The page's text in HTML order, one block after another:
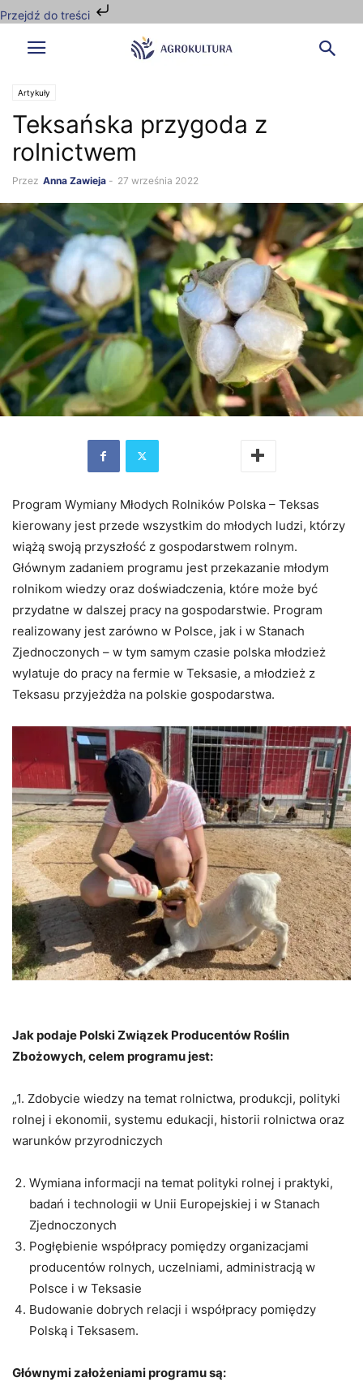
Przejdź do treści
Artykuły
Teksańska przygoda z
rolnictwem
Przez Anna Zawieja - 27 września 2022
Program Wymiany Młodych Rolników Polska – Teksas
kierowany jest przede wszystkim do młodych ludzi, którzy
wiążą swoją przyszłość z gospodarstwem rolnym.
Głównym zadaniem programu jest przekazanie młodym
rolnikom wiedzy oraz doświadczenia, które może być
przydatne w dalszej pracy na gospodarstwie. Program
realizowany jest zarówno w Polsce, jak i w Stanach
Zjednoczonych – w tym samym czasie polska młodzież
wylatuje do pracy na fermie w Teksasie, a młodzież z
Teksasu przyjeżdża na polskie gospodarstwa.
Jak podaje Polski Związek Producentów Roślin
Zbożowych, celem programu jest:
„1. Zdobycie wiedzy na temat rolnictwa, produkcji, polityki
rolnej i ekonomii, systemu edukacji, historii rolnictwa oraz
warunków przyrodniczych
Wymiana informacji na temat polityki rolnej i praktyki,
badań i technologii w Unii Europejskiej i w Stanach
Zjednoczonych
Pogłębienie współpracy pomiędzy organizacjami
producentów rolnych, uczelniami, administracją w
Polsce i w Teksasie
Budowanie dobrych relacji i współpracy pomiędzy
Polską i Teksasem.
Głównymi założeniami programu są: